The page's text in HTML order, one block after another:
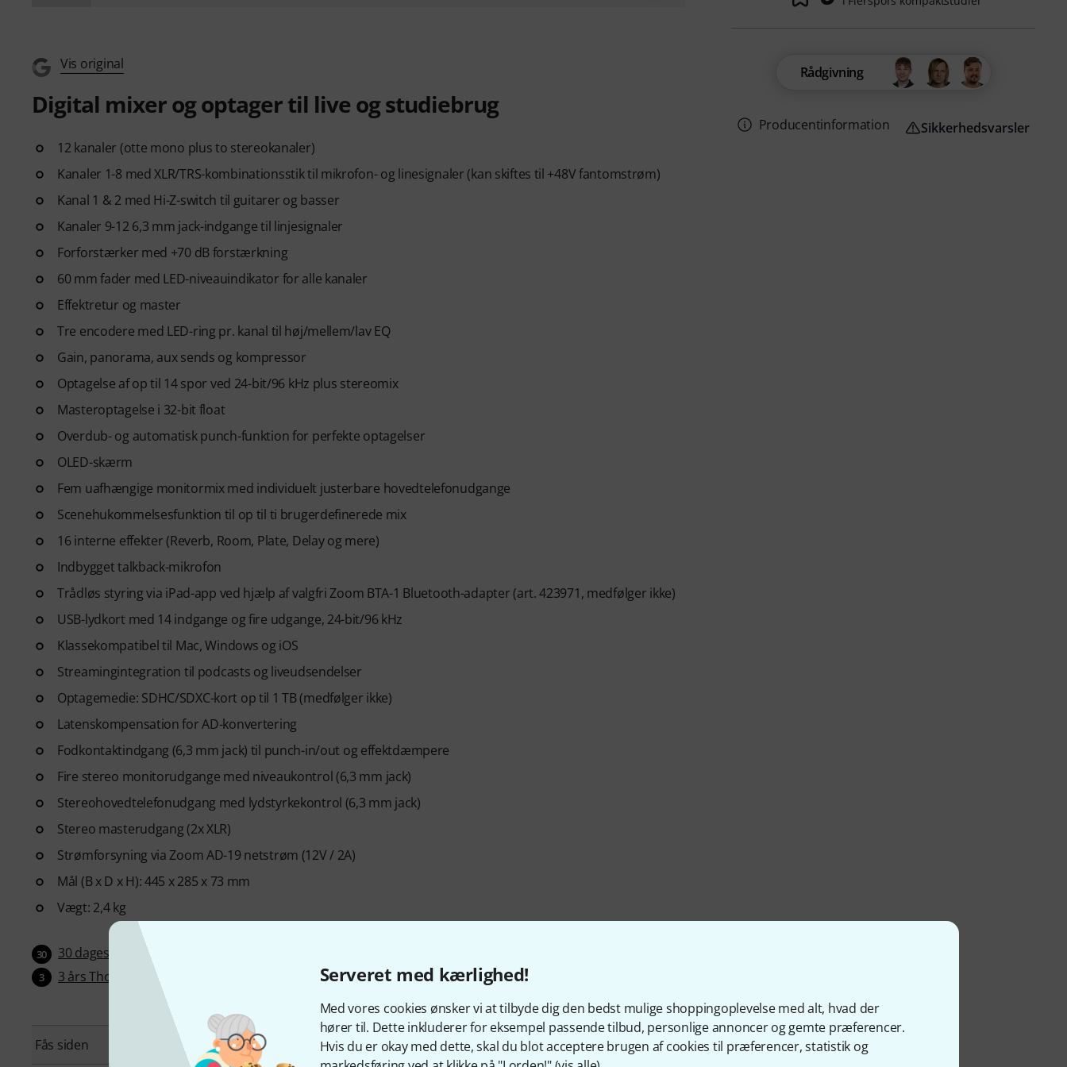
Serveret med kærlighed!
Med vores cookies ønsker vi at tilbyde dig den bedst mulige shoppingoplevelse med alt, hvad der
hører til. Dette inkluderer for eksempel passende tilbud, personlige annoncer og gemte præferencer.
Hvis du er okay med dette, skal du blot acceptere brugen af cookies til præferencer, statistik og
Vis original
Digital mixer og optager til live og studiebrug
12 kanaler (otte mono plus to stereokanaler)
Kanaler 1-8 med XLR/TRS-kombinationsstik til mikrofon- og linesignaler (kan skiftes til +48V fantomstrøm)
Kanal 1 & 2 med Hi-Z-switch til guitarer og basser
Kanaler 9-12 6,3 mm jack-indgange til linjesignaler
Forforstærker med +70 dB forstærkning
60 mm fader med LED-niveauindikator for alle kanaler
Effektretur og master
Tre encodere med LED-ring pr. kanal til høj/mellem/lav EQ
Gain, panorama, aux sends og kompressor
Optagelse af op til 14 spor ved 24-bit/96 kHz plus stereomix
Masteroptagelse i 32-bit float
Overdub- og automatisk punch-funktion for perfekte optagelser
OLED-skærm
Fem uafhængige monitormix med individuelt justerbare hovedtelefonudgange
Scenehukommelsesfunktion til op til ti brugerdefinerede mix
16 interne effekter (Reverb, Room, Plate, Delay og mere)
Indbygget talkback-mikrofon
Trådløs styring via iPad-app ved hjælp af valgfri Zoom BTA-1 Bluetooth-adapter (art. 423971, medfølger ikke)
USB-lydkort med 14 indgange og fire udgange, 24-bit/96 kHz
Klassekompatibel til Mac, Windows og iOS
Streamingintegration til podcasts og liveudsendelser
Optagemedie: SDHC/SDXC-kort op til 1 TB (medfølger ikke)
Latenskompensation for AD-konvertering
Fodkontaktindgang (6,3 mm jack) til punch-in/out og effektdæmpere
Fire stereo monitorudgange med niveaukontrol (6,3 mm jack)
Stereohovedtelefonudgang med lydstyrkekontrol (6,3 mm jack)
Stereo masterudgang (2x XLR)
Strømforsyning via Zoom AD-19 netstrøm (12V / 2A)
Mål (B x D x H): 445 x 285 x 73 mm
Vægt: 2,4 kg
30 30 dages-Money Back garanti
3 3 års Thomann garanti
Fås siden Januar 2026 Artikelnummer 632188
Rådgivning
Producentinformation Sikkerhedsvarsler